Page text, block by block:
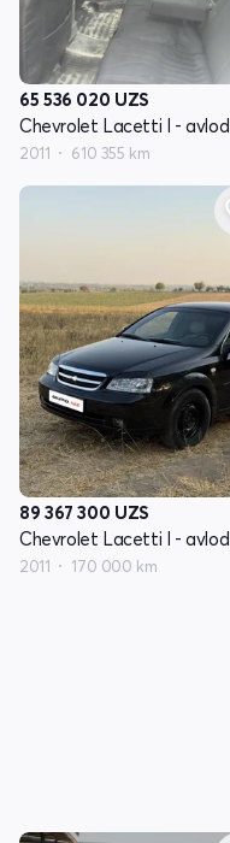
65 536 020 UZS
Chevrolet Lacetti I - avlod
2011 610 355 km
89 367 300 UZS
Chevrolet Lacetti I - avlod
2011 170 000 km